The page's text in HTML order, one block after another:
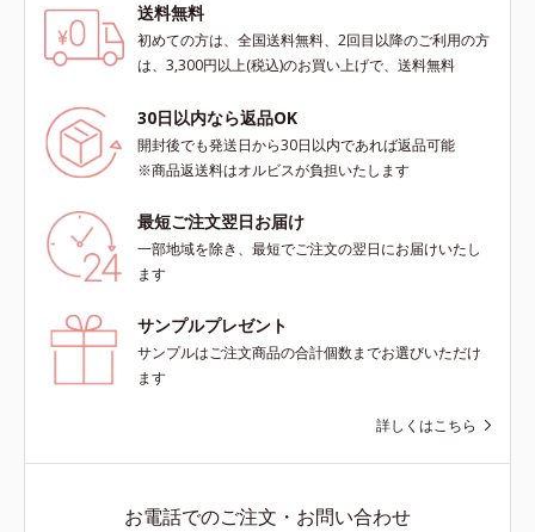
送料無料
初めての方は、全国送料無料、2回目以降のご利用の方
は、3,300円以上(税込)のお買い上げで、送料無料
30日以内なら返品OK
開封後でも発送日から30日以内であれば返品可能
※商品返送料はオルビスが負担いたします
最短ご注文翌日お届け
一部地域を除き、最短でご注文の翌日にお届けいたし
ます
サンプルプレゼント
サンプルはご注文商品の合計個数までお選びいただけ
ます
詳しくはこちら
お電話でのご注文・お問い合わせ